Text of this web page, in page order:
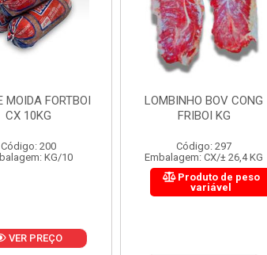
BOV CONG
FRIBOI KG
Código: 297
CX/± 26,4 KG
FIGADO BOV CONG FRIBOI
KG
Código: 222
Embalagem: CX/± 30,12 KG
Produto de peso
variável